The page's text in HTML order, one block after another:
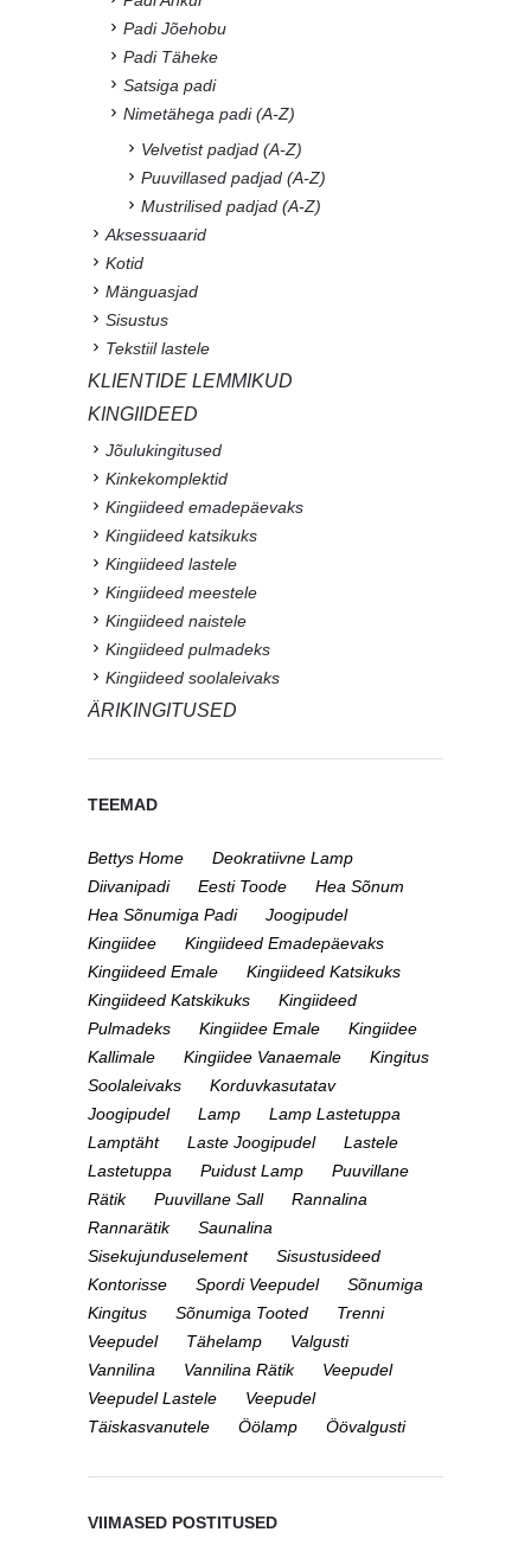
Padi Jõehobu
Padi Täheke
Satsiga padi
Nimetähega padi (A-Z)
Velvetist padjad (A-Z)
Puuvillased padjad (A-Z)
Mustrilised padjad (A-Z)
Aksessuaarid
Kotid
Mänguasjad
Sisustus
Tekstiil lastele
KLIENTIDE LEMMIKUD
KINGIIDEED
Jõulukingitused
Kinkekomplektid
Kingiideed emadepäevaks
Kingiideed katsikuks
Kingiideed lastele
Kingiideed meestele
Kingiideed naistele
Kingiideed pulmadeks
Kingiideed soolaleivaks
ÄRIKINGITUSED
TEEMAD
Bettys Home
Deokratiivne Lamp
Diivanipadi
Eesti Toode
Hea Sõnum
Hea Sõnumiga Padi
Joogipudel
Kingiidee
Kingiideed Emadepäevaks
Kingiideed Emale
Kingiideed Katsikuks
Kingiideed Katskikuks
Kingiideed
Pulmadeks
Kingiidee Emale
Kingiidee
Kallimale
Kingiidee Vanaemale
Kingitus
Soolaleivaks
Korduvkasutatav
Joogipudel
Lamp
Lamp Lastetuppa
Lamptäht
Laste Joogipudel
Lastele
Lastetuppa
Puidust Lamp
Puuvillane
Rätik
Puuvillane Sall
Rannalina
Rannarätik
Saunalina
Sisekujunduselement
Sisustusideed
Kontorisse
Spordi Veepudel
Sõnumiga
Kingitus
Sõnumiga Tooted
Trenni
Veepudel
Tähelamp
Valgusti
Vannilina
Vannilina Rätik
Veepudel
Veepudel Lastele
Veepudel
Täiskasvanutele
Öölamp Öövalgusti
VIIMASED POSTITUSED